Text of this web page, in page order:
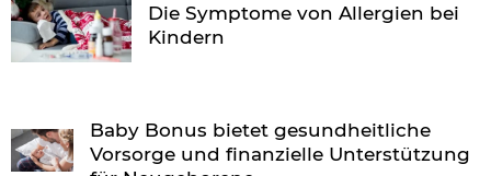
Die Symptome von Allergien bei
Kindern
Baby Bonus bietet gesundheitliche
Vorsorge und finanzielle Unterstützung